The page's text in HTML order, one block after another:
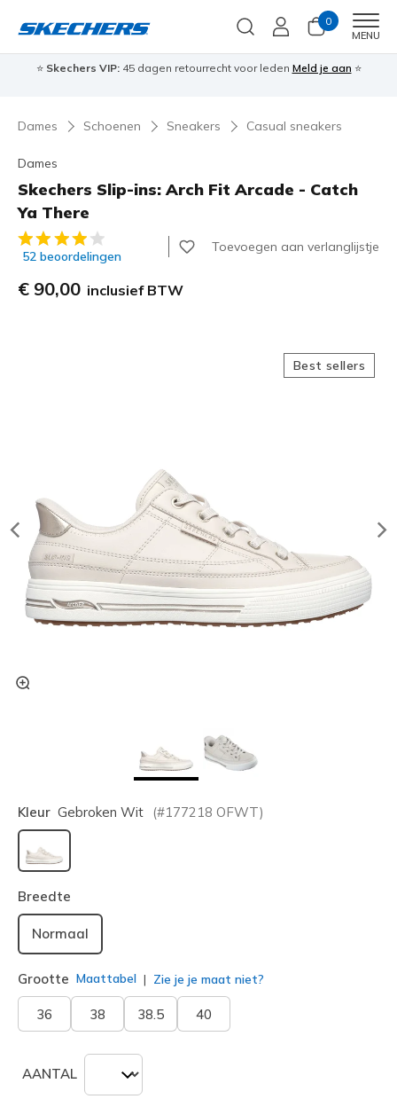
0
MENU
⭐ Skechers VIP:45 dagen retourrecht voor leden Meld je aan ⭐
Dames Schoenen Sneakers Casual sneakers
Dames
Skechers Slip-ins: Arch Fit Arcade - Catch
Ya There
4 van de 5 klantbeoordelingen
52 beoordelingen
Toevoegen aan verlanglijstje
€ 90,00 inclusief BTW
Best sellers
Kleur Gebroken Wit (#177218 OFWT)
geselecteerd
Breedte
Normaal
Grootte Maattabel Zie je je maat niet?
36 38 38.5 40
AANTAL